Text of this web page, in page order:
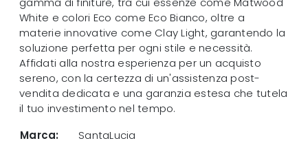
White e colori Eco come Eco Bianco, oltre a
materie innovative come Clay Light, garantendo la
soluzione perfetta per ogni stile e necessità.
Affidati alla nostra esperienza per un acquisto
sereno, con la certezza di un'assistenza post-
vendita dedicata e una garanzia estesa che tutela
il tuo investimento nel tempo.
Marca:
SantaLucia